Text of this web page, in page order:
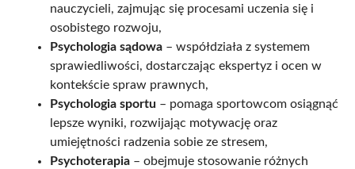
nauczycieli, zajmując się procesami uczenia się i
osobistego rozwoju,
Psychologia sądowa – współdziała z systemem
sprawiedliwości, dostarczając ekspertyz i ocen w
kontekście spraw prawnych,
Psychologia sportu – pomaga sportowcom osiągnąć
lepsze wyniki, rozwijając motywację oraz
umiejętności radzenia sobie ze stresem,
Psychoterapia – obejmuje stosowanie różnych